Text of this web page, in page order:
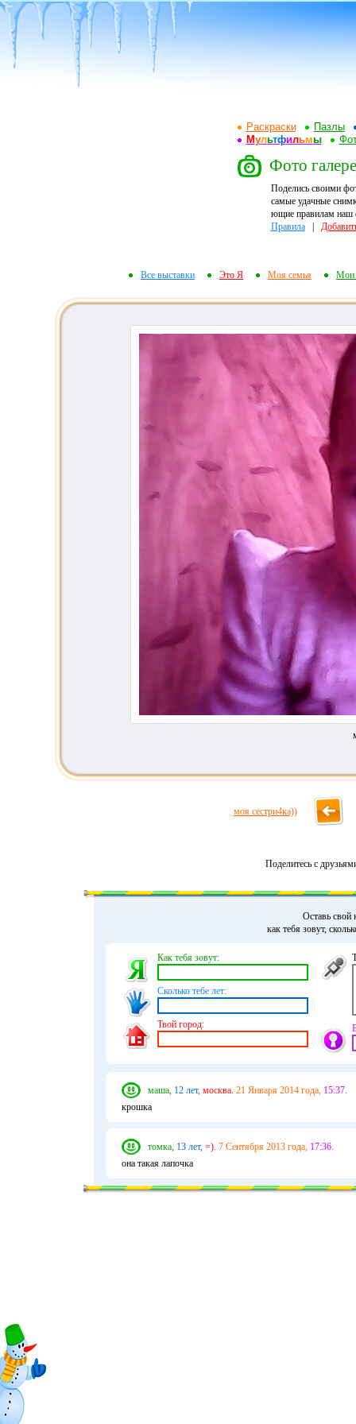
Раскраски
Пазлы
Мультфильмы
Фото
Поделись своими
самые удачные
ющие правилам наш
Правила|
Все выставки Это Я Моя семья Мои
моя сестри4ка))
Поделитесь с
Оставь свой
как тебя зовут,
Как тебя зовут:
Сколько тебе лет:
Твой город:
маша, 12 лет, москва. 21 Января 2014 года, 15:37.
крошка
томка, 13 лет, =). 7 Сентября 2013 года, 17:36.
она такая лапочка